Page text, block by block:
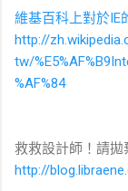
維基百科上對於IE
http://
tw/
%AF%84
救救設計師！請拋
http://